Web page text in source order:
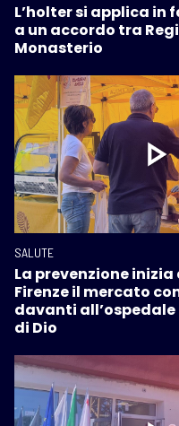
L’holter si applica in
a un accordo tra
Monasterio
SALUTE
La prevenzione
Firenze il mercato
davanti all’ospedale
di Dio